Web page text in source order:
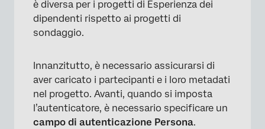
è diversa per i progetti di Esperienza dei
dipendenti rispetto ai progetti di
sondaggio.
Innanzitutto, è necessario assicurarsi di
aver caricato i partecipanti e i loro metadati
nel progetto. Avanti, quando si imposta
l’autenticatore, è necessario specificare un
campo di autenticazione Persona.